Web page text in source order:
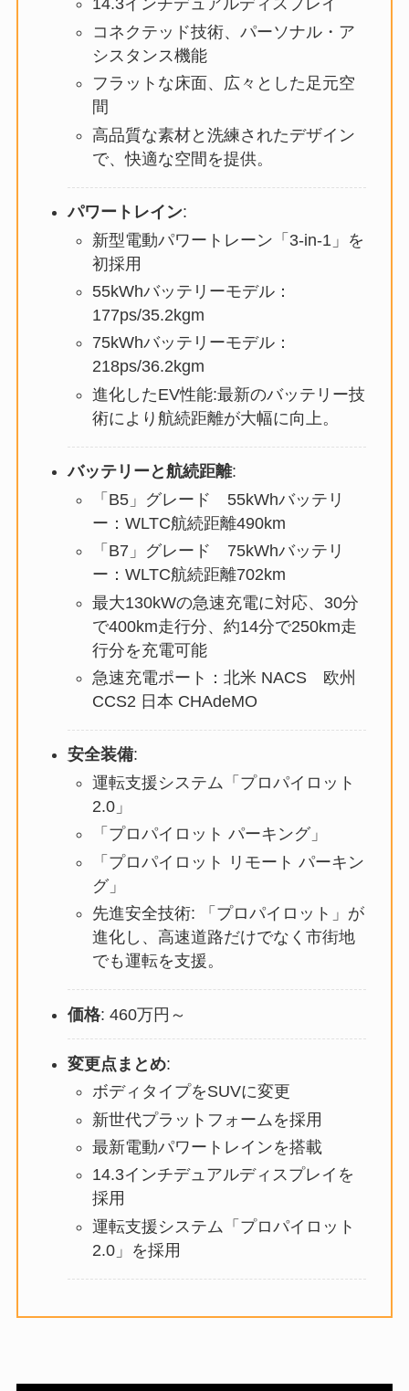
14.3インチデュアルディスプレイ
コネクテッド技術、パーソナル・ア
シスタンス機能
フラットな床面、広々とした足元空
間
高品質な素材と洗練されたデザイン
で、快適な空間を提供。
パワートレイン:
新型電動パワートレーン「3-in-1」を
初採用
55kWhバッテリーモデル：
177ps/35.2kgm
75kWhバッテリーモデル：
218ps/36.2kgm
進化したEV性能:最新のバッテリー技
術により航続距離が大幅に向上。
バッテリーと航続距離:
「B5」グレード 55kWhバッテリ
ー：WLTC航続距離490km
「B7」グレード 75kWhバッテリ
ー：WLTC航続距離702km
最大130kWの急速充電に対応、30分
で400km走行分、約14分で250km走
行分を充電可能
急速充電ポート：北米 NACS 欧州
CCS2 日本 CHAdeMO
安全装備:
運転支援システム「プロパイロット
2.0」
「プロパイロット パーキング」
「プロパイロット リモート パーキン
グ」
先進安全技術: 「プロパイロット」が
進化し、高速道路だけでなく市街地
でも運転を支援。
価格: 460万円～
変更点まとめ:
ボディタイプをSUVに変更
新世代プラットフォームを採用
最新電動パワートレインを搭載
14.3インチデュアルディスプレイを
採用
運転支援システム「プロパイロット
2.0」を採用